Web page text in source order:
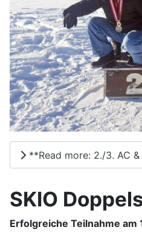
**Read more: 2./3. AC
SKIO
Erfolgreiche Teilnahme am